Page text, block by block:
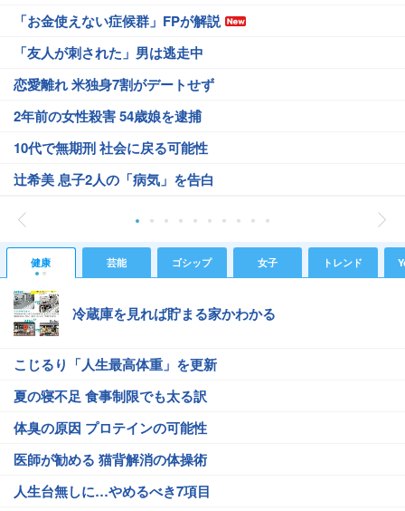
「お金使えない症候群」FPが解説
「友人が刺された」男は逃走中
恋愛離れ 米独身7割がデートせず
2年前の女性殺害 54歳娘を逮捕
10代で無期刑 社会に戻る可能性
辻希美 息子2人の「病気」を告白
健康 芸能 ゴシップ 女子 トレンド
冷蔵庫を見れば貯まる家かわかる
こじるり「人生最高体重」を更新
夏の寝不足 食事制限でも太る訳
体臭の原因 プロテインの可能性
医師が勧める 猫背解消の体操術
人生台無しに…やめるべき7項目